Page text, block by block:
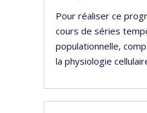
Pour réaliser ce
cours de séries
populationnelle,
la physiologie